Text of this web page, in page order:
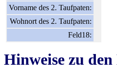
Vorname des 2. Taufpaten:
Wohnort des 2. Taufpaten:
Feld18:
Hinweise zu